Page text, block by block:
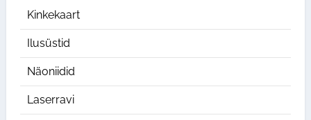
Kinkekaart
Ilusüstid
Näoniidid
Laserravi